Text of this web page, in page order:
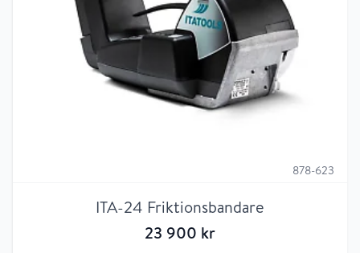
878-623
ITA-24 Friktionsbandare
23 900 kr